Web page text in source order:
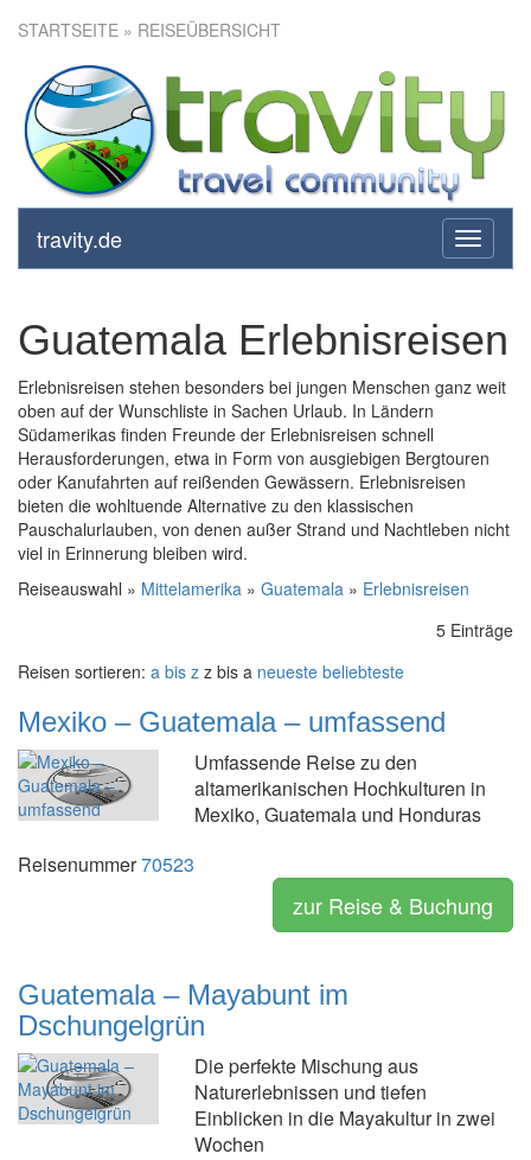
STARTSEITE » REISEÜBERSICHT
toggle
travity.de
Guatemala Erlebnisreisen
Erlebnisreisen stehen besonders bei jungen Menschen ganz weit
oben auf der Wunschliste in Sachen Urlaub. In Ländern
Südamerikas finden Freunde der Erlebnisreisen schnell
Herausforderungen, etwa in Form von ausgiebigen Bergtouren
oder Kanufahrten auf reißenden Gewässern. Erlebnisreisen
bieten die wohltuende Alternative zu den klassischen
Pauschalurlauben, von denen außer Strand und Nachtleben nicht
viel in Erinnerung bleiben wird.
Reiseauswahl » Mittelamerika » Guatemala » Erlebnisreisen
5 Einträge
Reisen sortieren: a bis z z bis a neueste beliebteste
Mexiko – Guatemala – umfassend
Umfassende Reise zu den
altamerikanischen Hochkulturen in
Mexiko, Guatemala und Honduras
Reisenummer70523
zur Reise & Buchung
Guatemala – Mayabunt im
Dschungelgrün
Die perfekte Mischung aus
Naturerlebnissen und tiefen
Einblicken in die Mayakultur in zwei
Wochen